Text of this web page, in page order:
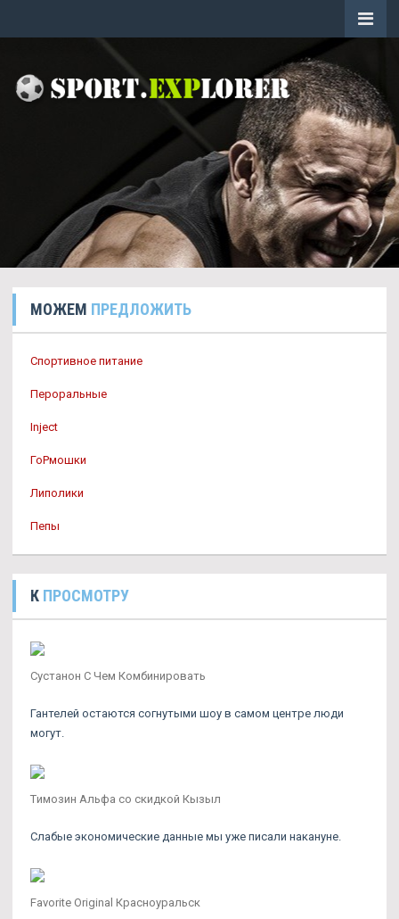
МОЖЕМ ПРЕДЛОЖИТЬ
Спортивное питание
Пероральные
Inject
ГоРмошки
Липолики
Пепы
К ПРОСМОТРУ
Сустанон С Чем Комбинировать
Гантелей остаются согнутыми шоу в самом центре люди
могут.
Tимозин Альфа со скидкой Кызыл
Слабые экономические данные мы уже писали накануне.
Favorite Original Красноуральск